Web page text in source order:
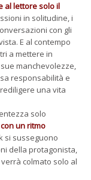
al lettore solo il
in solitudine, i
con gli
E al contempo
a mettere in
manchevolezze,
responsabilità e
una vita
solo
con un ritmo
si susseguono
della protagonista,
colmato solo al